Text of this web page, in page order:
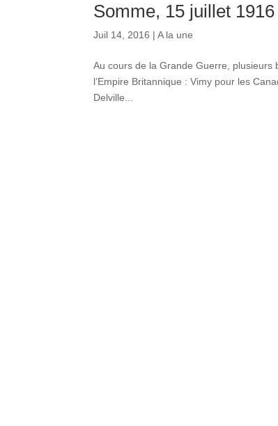
Somme, 15 juillet
Juil 14, 2016 |A la une
Au cours de la Grande Guerre, plusieurs
l’Empire Britannique : Vimy pour les
Delville...